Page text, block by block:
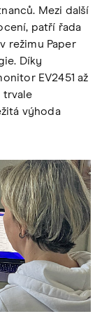
Mezi další
patří řada
režimu Paper
Díky
EV2451 až
trvale
výhoda